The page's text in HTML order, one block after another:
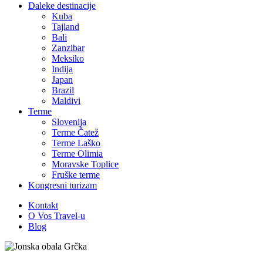
Daleke destinacije
Kuba
Tajland
Bali
Zanzibar
Meksiko
Indija
Japan
Brazil
Maldivi
Terme
Slovenija
Terme Čatež
Terme Laško
Terme Olimia
Moravske Toplice
Fruške terme
Kongresni turizam
Kontakt
O Vos Travel-u
Blog